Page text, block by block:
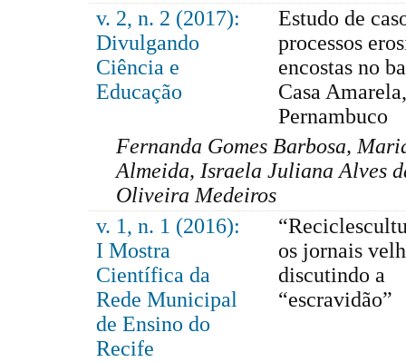
v. 2, n. 2 (2017):
Divulgando
Ciência e
Educação
Estudo de
processos
encostas no
Casa
Pernambuco
Fernanda Gomes Barbosa,
Almeida, Israela Juliana Alves
Oliveira Medeiros
v. 1, n. 1 (2016):
I Mostra
Científica da
Rede Municipal
de Ensino do
Recife
os jornais
discutindo a
“escravidão”